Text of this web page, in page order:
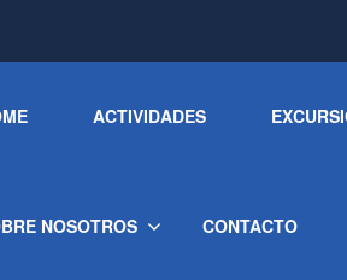
ACTIVIDADES
NOSOTROS CONTACTO
Layout [Activity]